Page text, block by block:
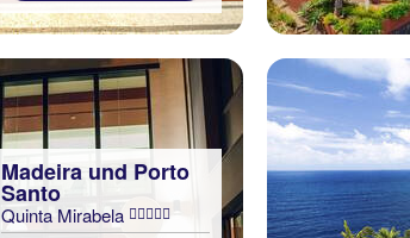
Madeira und Porto
Santo
Quinta Mirabela